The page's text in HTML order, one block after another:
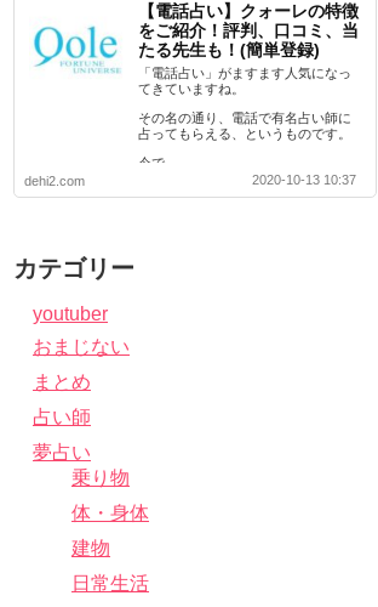
【電話占い】クォーレの特徴
をご紹介！評判、口コミ、当
たる先生も！(簡単登録)
「電話占い」がますます人気になっ
てきていますね。
その名の通り、電話で有名占い師に
占ってもらえる、というものです。
今で…
dehi2.com
2020-10-13 10:37
カテゴリー
youtuber
おまじない
まとめ
占い師
夢占い
乗り物
体・身体
建物
日常生活